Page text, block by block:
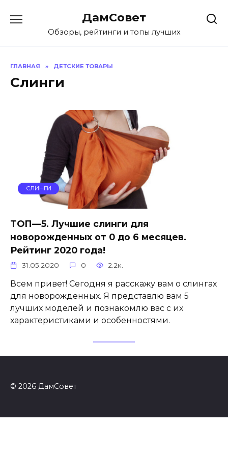
содержанию
ДамСовет
Обзоры, рейтинги и топы лучших
ГЛАВНАЯ » ДЕТСКИЕ ТОВАРЫ
Слинги
СЛИНГИ
ТОП—5. Лучшие слинги для
новорожденных от 0 до 6 месяцев.
Рейтинг 2020 года!
31.05.2020 0 2.2к.
Всем привет! Сегодня я расскажу вам о слингах
для новорожденных. Я представлю вам 5
лучших моделей и познакомлю вас с их
характеристиками и особенностями.
© 2026 ДамСовет